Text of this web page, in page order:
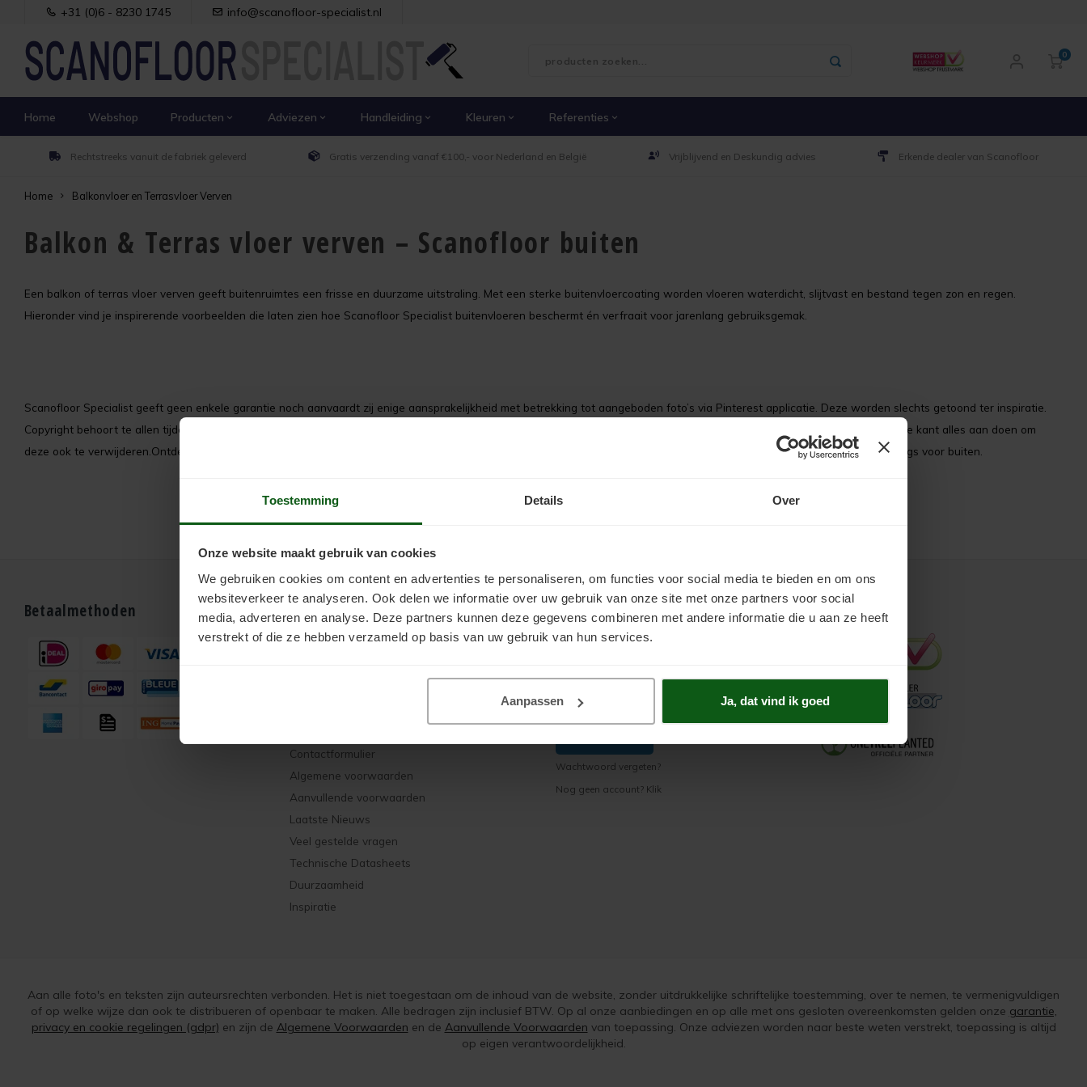
Toestemming Details Over
Onze website maakt gebruik van cookies
We gebruiken cookies om content en advertenties te personaliseren, om functies voor social media te bieden en om ons
websiteverkeer te analyseren. Ook delen we informatie over uw gebruik van onze site met onze partners voor social
media, adverteren en analyse. Deze partners kunnen deze gegevens combineren met andere informatie die u aan ze heeft
verstrekt of die ze hebben verzameld op basis van uw gebruik van hun services.
Aanpassen Ja, dat vind ik goed
+31 (0)6 - 8230 1745 info@scanofloor-specialist.nl
0
Home Webshop Producten Adviezen Handleiding Kleuren Referenties
Rechtstreeks vanuit de fabriek geleverd Gratis verzending vanaf €100,- voor Nederland en België Vrijblijvend en Deskundig advies Erkende dealer van Scanofloor
Home Balkonvloer en Terrasvloer Verven
Balkon & Terras vloer verven – Scanofloor buiten
Een balkon of terras vloer verven geeft buitenruimtes een frisse en duurzame uitstraling. Met een sterke buitenvloercoating worden vloeren waterdicht, slijtvast en bestand tegen zon en regen.
Hieronder vind je inspirerende voorbeelden die laten zien hoe Scanofloor Specialist buitenvloeren beschermt én verfraait voor jarenlang gebruiksgemak.
Scanofloor Specialist geeft geen enkele garantie noch aanvaardt zij enige aansprakelijkheid met betrekking tot aangeboden foto’s via Pinterest applicatie. Deze worden slechts getoond ter inspiratie.
Copyright behoort te allen tijde toe aan de rechtmatige eigenaar. Indien een foto verwijderd dient te worden, neem dan direct contact op Pinterest. Wij zullen er vanuit onze kant alles aan doen om
deze ook te verwijderen.Ontdek hoe een balkon of terras vloer verven zorgt voor een waterdichte en slijtvaste afwerking. Scanofloor Specialist biedt duurzame vloercoatings voor buiten.
Betaalmethoden Bestellen
Webshop
Contactformulier
Algemene voorwaarden
Aanvullende voorwaarden
Laatste Nieuws
Veel gestelde vragen
Technische Datasheets
Duurzaamheid
Inspiratie
Mijn account
Wachtwoord vergeten?
Nog geen account? Klik
Keurmerken
Aan alle foto's en teksten zijn auteursrechten verbonden. Het is niet toegestaan om de inhoud van de website, zonder uitdrukkelijke schriftelijke toestemming, over te nemen, te vermenigvuldigen
of op welke wijze dan ook te distribueren of openbaar te maken. Alle bedragen zijn inclusief BTW. Op al onze aanbiedingen en op alle met ons gesloten overeenkomsten gelden onze garantie,
privacy en cookie regelingen (gdpr) en zijn de Algemene Voorwaarden en de Aanvullende Voorwaarden van toepassing. Onze adviezen worden naar beste weten verstrekt, toepassing is altijd
op eigen verantwoordelijkheid.